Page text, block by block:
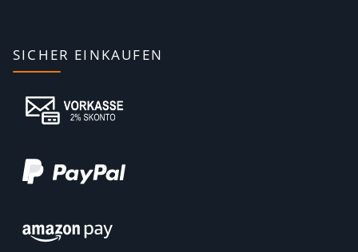
SICHER EINKAUFEN